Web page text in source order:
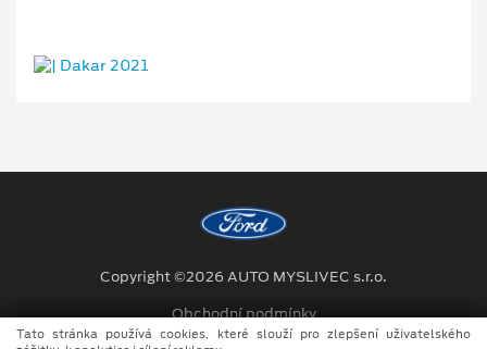
Copyright ©2026 AUTO MYSLIVEC s.r.o.
Obchodní podmínky
Tato stránka používá cookies, které slouží pro zlepšení uživatelského